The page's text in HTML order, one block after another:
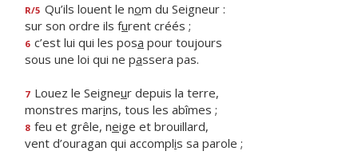
R/5 Qu’ils louent le nom du Seigneur :
sur son ordre ils furent créés ;
6 c’est lui qui les posa pour toujours
sous une loi qui ne passera pas.
7 Louez le Seigneur depuis la terre,
monstres marins, tous les abîmes ;
8 feu et grêle, neige et brouillard,
vent d’ouragan qui accomplis sa parole ;